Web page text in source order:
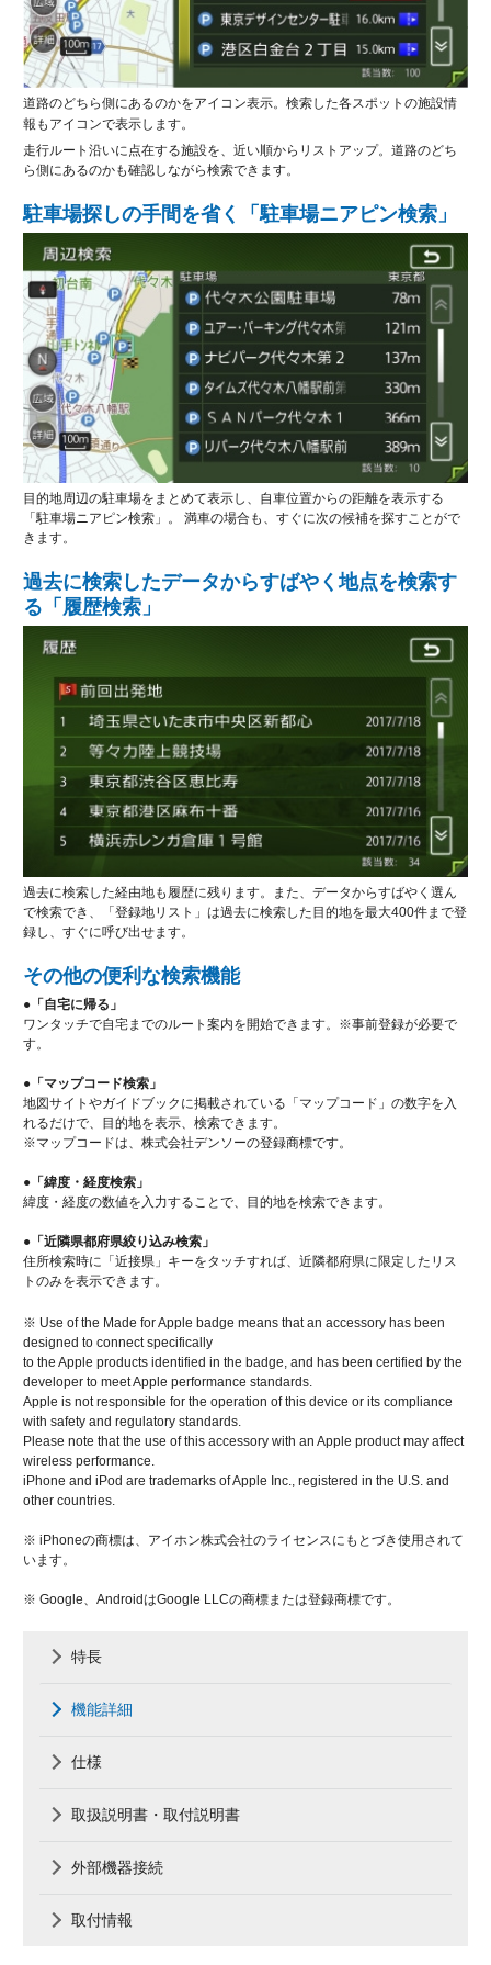
道路のどちら側にあるのかをアイコン表示。検索した各スポットの施設情
報もアイコンで表示します。
走行ルート沿いに点在する施設を、近い順からリストアップ。道路のどち
ら側にあるのかも確認しながら検索できます。
駐車場探しの手間を省く「駐車場ニアピン検索」
目的地周辺の駐車場をまとめて表示し、自車位置からの距離を表示する
「駐車場ニアピン検索」。 満車の場合も、すぐに次の候補を探すことがで
きます。
過去に検索したデータからすばやく地点を検索す
る「履歴検索」
過去に検索した経由地も履歴に残ります。また、データからすばやく選ん
で検索でき、「登録地リスト」は過去に検索した目的地を最大400件まで登
録し、すぐに呼び出せます。
その他の便利な検索機能
●「自宅に帰る」
ワンタッチで自宅までのルート案内を開始できます。※事前登録が必要で
す。
●「マップコード検索」
地図サイトやガイドブックに掲載されている「マップコード」の数字を入
れるだけで、目的地を表示、検索できます。
※マップコードは、株式会社デンソーの登録商標です。
●「緯度・経度検索」
緯度・経度の数値を入力することで、目的地を検索できます。
●「近隣県都府県絞り込み検索」
住所検索時に「近接県」キーをタッチすれば、近隣都府県に限定したリス
トのみを表示できます。
※ Use of the Made for Apple badge means that an accessory has been
designed to connect specifically
to the Apple products identified in the badge, and has been certified by the
developer to meet Apple performance standards.
Apple is not responsible for the operation of this device or its compliance
with safety and regulatory standards.
Please note that the use of this accessory with an Apple product may affect
wireless performance.
iPhone and iPod are trademarks of Apple Inc., registered in the U.S. and
other countries.
※ iPhoneの商標は、アイホン株式会社のライセンスにもとづき使用されて
います。
※ Google、AndroidはGoogle LLCの商標または登録商標です。
特長
機能詳細
仕様
取扱説明書・取付説明書
外部機器接続
取付情報